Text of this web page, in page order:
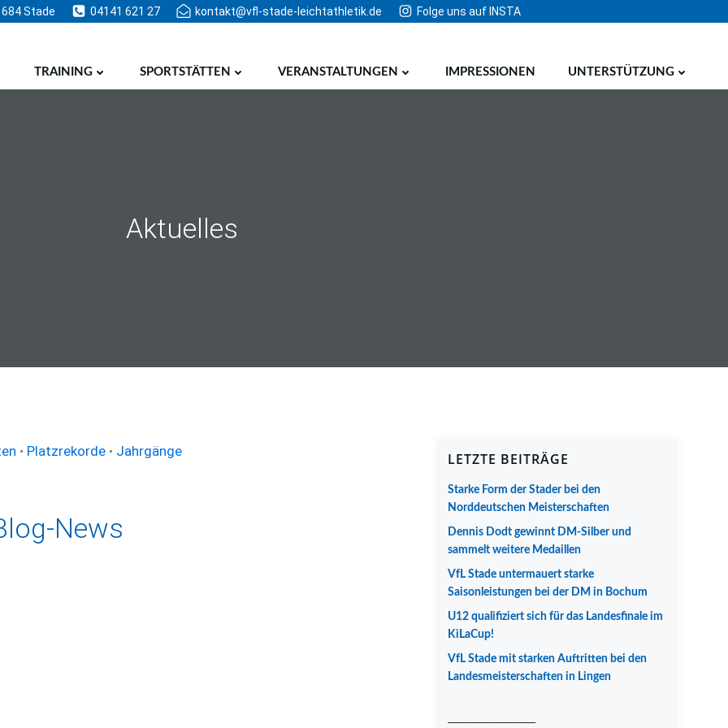
Stade 04141 621 27 kontakt@vfl-stade-leichtathletik.de Folge uns auf INSTA
TRAINING SPORTSTÄTTEN VERANSTALTUNGEN IMPRESSIONEN UNTERSTÜTZUNG
Aktuelles
• Platzrekorde • Jahrgänge
News
LETZTE BEITRÄGE
Starke Form der Stader bei den
Norddeutschen Meisterschaften
Dennis Dodt gewinnt DM-Silber und
sammelt weitere Medaillen
VfL Stade untermauert starke
Saisonleistungen bei der DM in Bochum
U12 qualifiziert sich für das Landesfinale im
KiLaCup!
VfL Stade mit starken Auftritten bei den
Landesmeisterschaften in Lingen